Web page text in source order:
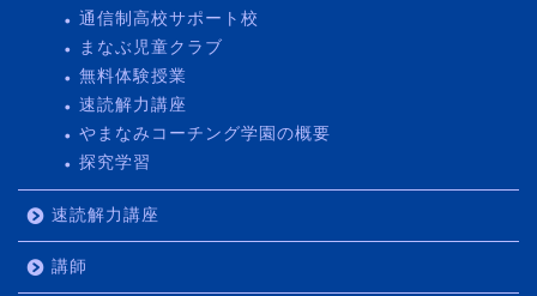
通信制高校サポート校
まなぶ児童クラブ
無料体験授業
速読解力講座
やまなみコーチング学園の概要
探究学習
速読解力講座
講師